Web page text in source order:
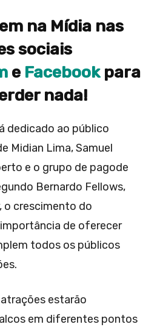
na Mídia nas
sociais
e Facebookpara
nada!
dedicado ao público
Midian Lima, Samuel
e o grupo de pagode
Bernardo Fellows,
o crescimento do
de oferecer
todos os públicos
estarão
em diferentes pontos